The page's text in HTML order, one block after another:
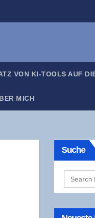
VON KI-TOOLS AUF
MICH
Suche
Search
for: